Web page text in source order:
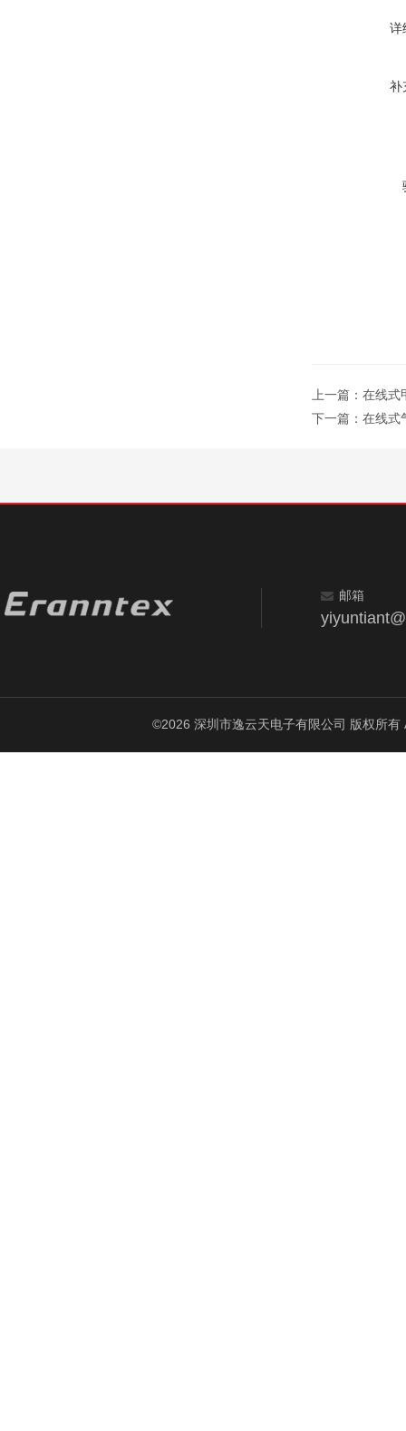
详
补
上一篇： 在线式
下一篇： 在线式
邮箱
©2026 深圳市逸云天电子有限公司 版权所有